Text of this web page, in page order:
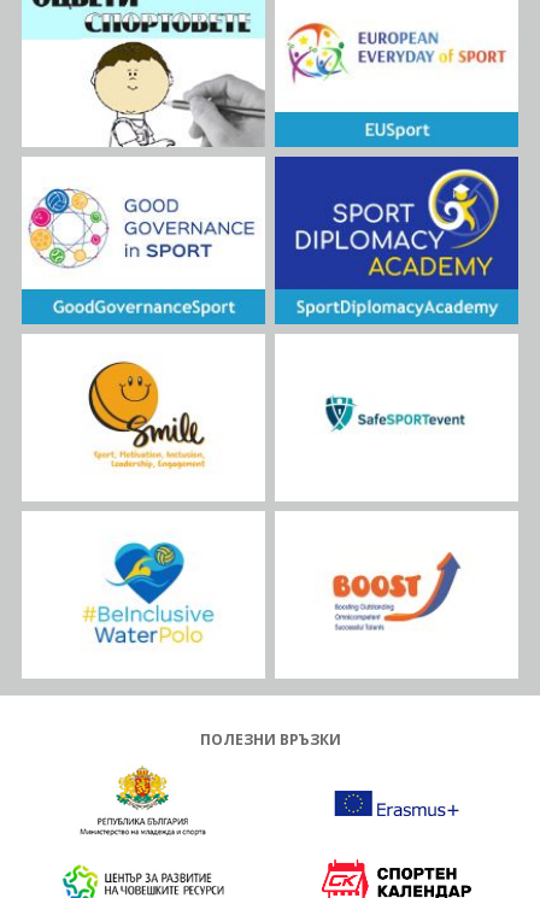
ПОЛЕЗНИ ВРЪЗКИ